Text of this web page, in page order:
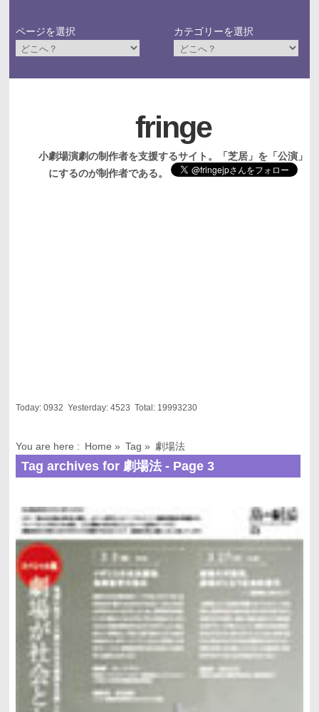
ページを選択 カテゴリーを選択
fringe
小劇場演劇の制作者を支援するサイト。「芝居」を「公演」
にするのが制作者である。
Today: 0932 Yesterday: 4523 Total: 19993230
You are here : Home » Tag » 劇場法
Tag archives for 劇場法 - Page 3